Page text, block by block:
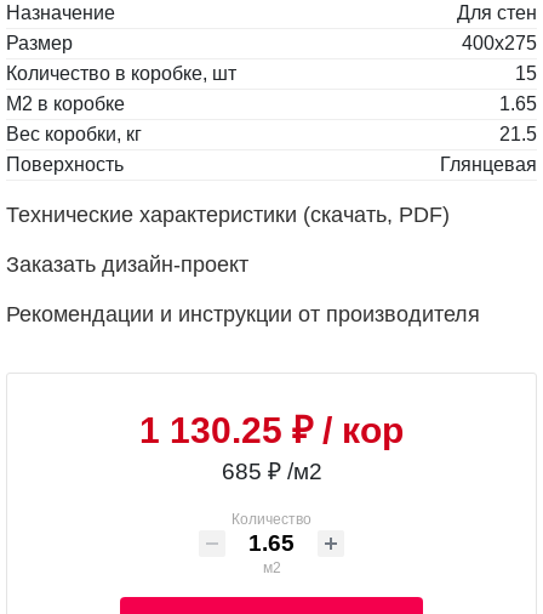
Назначение
Для стен
Размер
400x275
Количество в коробке, шт
15
М2 в коробке
1.65
Вес коробки, кг
21.5
Поверхность
Глянцевая
Технические характеристики (скачать, PDF)
Заказать дизайн-проект
Рекомендации и инструкции от производителя
1 130.25 ₽/ кор
685 ₽ /м2
Количество
м2